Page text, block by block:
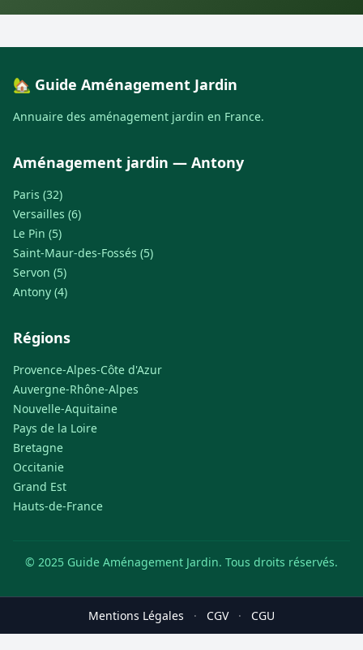
🏡 Guide Aménagement Jardin
Annuaire des aménagement jardin en France.
Aménagement jardin — Antony
Paris (32)
Versailles (6)
Le Pin (5)
Saint-Maur-des-Fossés (5)
Servon (5)
Antony (4)
Régions
Provence-Alpes-Côte d'Azur
Auvergne-Rhône-Alpes
Nouvelle-Aquitaine
Pays de la Loire
Bretagne
Occitanie
Grand Est
Hauts-de-France
© 2025 Guide Aménagement Jardin. Tous droits réservés.
Mentions Légales · CGV · CGU